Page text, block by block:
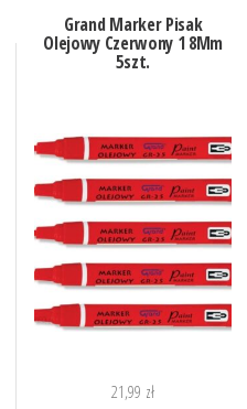
Grand Marker Pisak
Olejowy Czerwony 1 8Mm
5szt.
21,99 zł